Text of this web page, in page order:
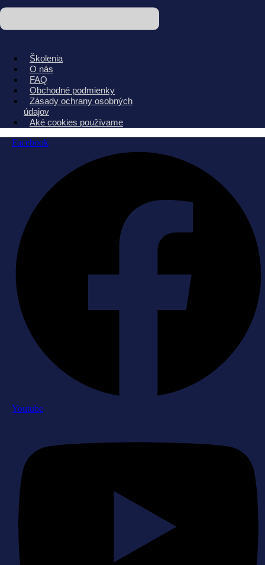
Školenia
O nás
FAQ
Obchodné podmienky
Zásady ochrany osobných
údajov
Aké cookies používame
Facebook
Youtube